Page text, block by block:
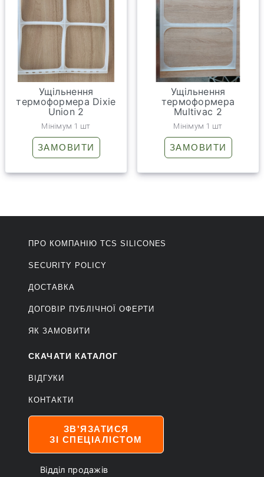
Ущільнення
термоформера Dixie
Union 2
Мінімум 1 шт
ЗАМОВИТИ
Ущільнення
термоформера
Multivac 2
Мінімум 1 шт
ЗАМОВИТИ
ПРО КОМПАНІЮ ТCS SILICONES
SECURITY POLICY
ДОСТАВКА
ДОГОВІР ПУБЛІЧНОЇ ОФЕРТИ
ЯК ЗАМОВИТИ
СКАЧАТИ КАТАЛОГ
ВІДГУКИ
КОНТАКТИ
ЗВ'ЯЗАТИСЯ
ЗІ СПЕЦІАЛІСТОМ
Відділ продажів